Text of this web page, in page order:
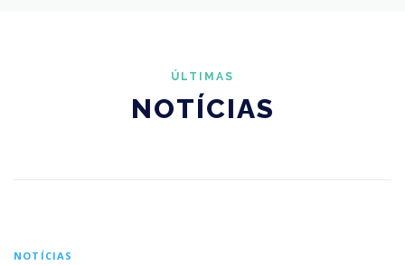
ÚLTIMAS
NOTÍCIAS
NOTÍCIAS